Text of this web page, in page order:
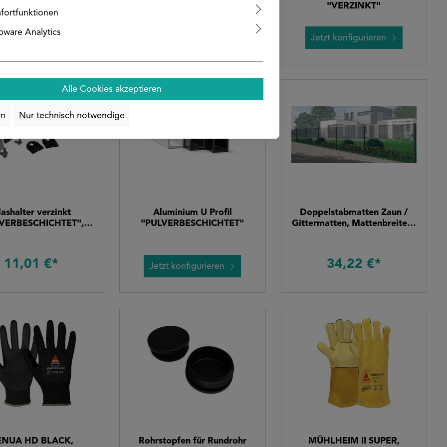
konfigurieren
"VERZINKT"
Jetzt konfigurieren
verzinkt
für Geländer
11,01 €*
Aluminium U Profil
"PULVERBESCHICHTET"
Jetzt konfigurieren
Doppelstabmatten Zaun /
Gittermatten, Mattenbreite =
34,22 €*
HD BLACK,
Rohrstopfen für Rundrohr
MÜHLHEIM II SUPER,
Analytics
Alle Cookies akzeptieren
Nur technisch notwendige